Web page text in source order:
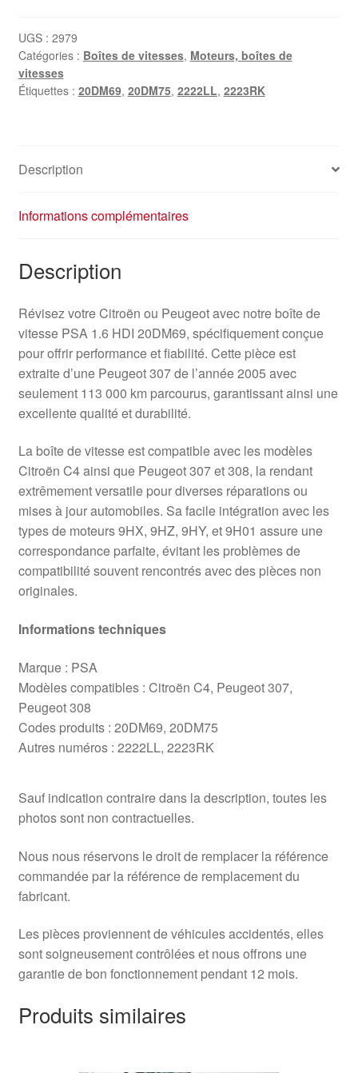
UGS : 2979
Catégories : Boîtes de vitesses, Moteurs, boîtes de
vitesses
Étiquettes : 20DM69, 20DM75, 2222LL, 2223RK
Description
Informations complémentaires
Description
Révisez votre Citroën ou Peugeot avec notre boîte de
vitesse PSA 1.6 HDI 20DM69, spécifiquement conçue
pour offrir performance et fiabilité. Cette pièce est
extraite d’une Peugeot 307 de l’année 2005 avec
seulement 113 000 km parcourus, garantissant ainsi une
excellente qualité et durabilité.
La boîte de vitesse est compatible avec les modèles
Citroën C4 ainsi que Peugeot 307 et 308, la rendant
extrêmement versatile pour diverses réparations ou
mises à jour automobiles. Sa facile intégration avec les
types de moteurs 9HX, 9HZ, 9HY, et 9H01 assure une
correspondance parfaite, évitant les problèmes de
compatibilité souvent rencontrés avec des pièces non
originales.
Informations techniques
Marque : PSA
Modèles compatibles : Citroën C4, Peugeot 307,
Peugeot 308
Codes produits : 20DM69, 20DM75
Autres numéros : 2222LL, 2223RK
Sauf indication contraire dans la description, toutes les
photos sont non contractuelles.
Nous nous réservons le droit de remplacer la référence
commandée par la référence de remplacement du
fabricant.
Les pièces proviennent de véhicules accidentés, elles
sont soigneusement contrôlées et nous offrons une
garantie de bon fonctionnement pendant 12 mois.
Produits similaires